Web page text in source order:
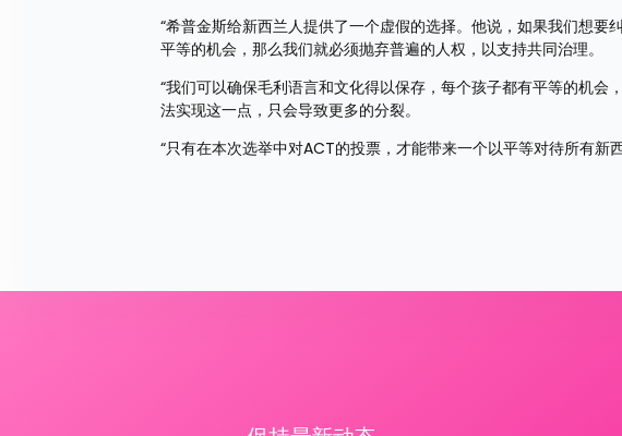
“希普金斯给新西兰人提供了一个虚假的选择。他说，如果我们想
平等的机会，那么我们就必须抛弃普遍的人权，以支持共同治理。
“我们可以确保毛利语言和文化得以保存，每个孩子都有平等的机
法实现这一点，只会导致更多的分裂。
“只有在本次选举中对ACT的投票，才能带来一个以平等对待所有新